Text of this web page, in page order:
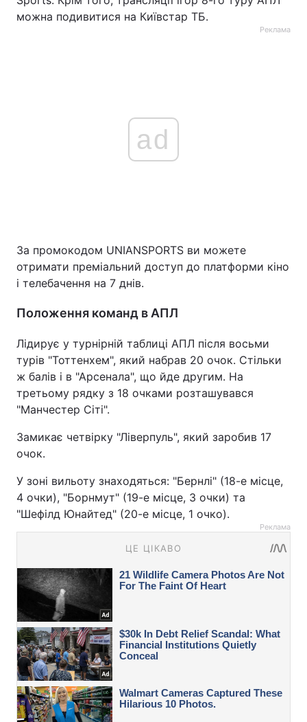
можна подивитися на Київстар ТБ.
Реклама
ad
За промокодом UNIANSPORTS ви можете
отримати преміальний доступ до платформи кіно
і телебачення на 7 днів.
Положення команд в АПЛ
Лідирує у турнірній таблиці АПЛ після восьми
турів "Тоттенхем", який набрав 20 очок. Стільки
ж балів і в "Арсенала", що йде другим. На
третьому рядку з 18 очками розташувався
"Манчестер Сіті".
Замикає четвірку "Ліверпуль", який заробив 17
очок.
У зоні вильоту знаходяться: "Бернлі" (18-е місце,
4 очки), "Борнмут" (19-е місце, 3 очки) та
"Шефілд Юнайтед" (20-е місце, 1 очко).
Реклама